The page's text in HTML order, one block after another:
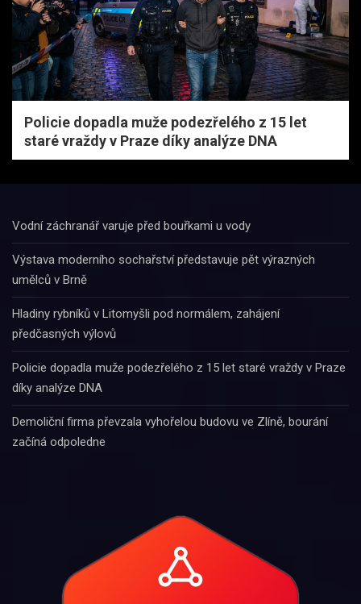
Policie dopadla muže podezřelého z 15 let
staré vraždy v Praze díky analýze DNA
Vodní záchranář varuje před bouřkami u vody
Výstava moderního sochařství představuje pět výrazných
umělců v Brně
Hladiny rybníků v Litomyšli pod normálem, zahájení
předčasných výlovů
Policie dopadla muže podezřelého z 15 let staré vraždy v Praze
díky analýze DNA
Demoliční firma převzala vyhořelou budovu ve Zlíně, bourání
začíná odpoledne